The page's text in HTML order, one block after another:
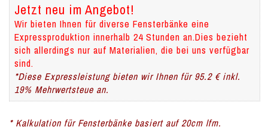
Jetzt neu im Angebot!
Wir bieten Ihnen für diverse Fensterbänke eine
Expressproduktion innerhalb 24 Stunden an.Dies bezieht
sich allerdings nur auf Materialien, die bei uns verfügbar
sind.
*Diese Expressleistung bieten wir Ihnen für 95.2 € inkl.
19% Mehrwertsteue an.
* Kalkulation für Fensterbänke basiert auf 20cm lfm.